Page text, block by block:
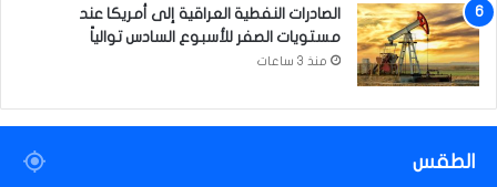
)
الصادرات النفطية العراقية إلى أمريكا عند
مستويات الصفر للأسبوع السادس توالياً
منذ 3 ساعات
الطقس